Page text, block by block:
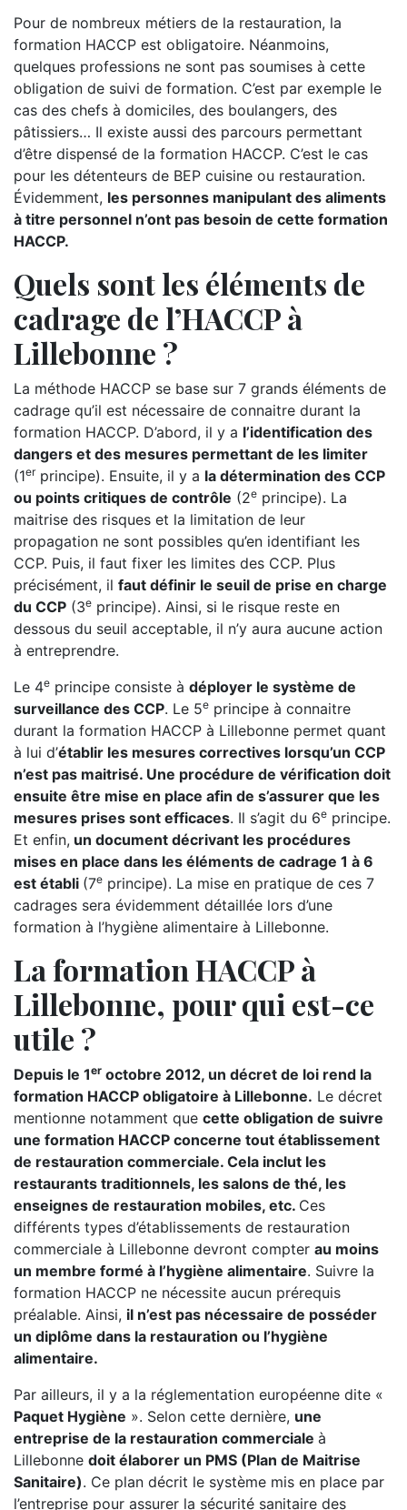
Pour de nombreux métiers de la restauration, la
formation HACCP est obligatoire. Néanmoins,
quelques professions ne sont pas soumises à cette
obligation de suivi de formation. C’est par exemple le
cas des chefs à domiciles, des boulangers, des
pâtissiers… Il existe aussi des parcours permettant
d’être dispensé de la formation HACCP. C’est le cas
pour les détenteurs de BEP cuisine ou restauration.
Évidemment, les personnes manipulant des aliments
à titre personnel n’ont pas besoin de cette formation
HACCP.
Quels sont les éléments de
cadrage de l’HACCP à
Lillebonne ?
La méthode HACCP se base sur 7 grands éléments de
cadrage qu’il est nécessaire de connaitre durant la
formation HACCP. D’abord, il y a l’identification des
dangers et des mesures permettant de les limiter
(1erprincipe). Ensuite, il y a la détermination des CCP
ou points critiques de contrôle (2e principe). La
maitrise des risques et la limitation de leur
propagation ne sont possibles qu’en identifiant les
CCP. Puis, il faut fixer les limites des CCP. Plus
précisément, il faut définir le seuil de prise en charge
du CCP (3e principe). Ainsi, si le risque reste en
dessous du seuil acceptable, il n’y aura aucune action
à entreprendre.
Le 4e principe consiste à déployer le système de
surveillance des CCP. Le 5e principe à connaitre
durant la formation HACCP à Lillebonne permet quant
à lui d’établir les mesures correctives lorsqu’un CCP
n’est pas maitrisé. Une procédure de vérification doit
ensuite être mise en place afin de s’assurer que les
mesures prises sont efficaces. Il s’agit du 6e principe.
Et enfin, un document décrivant les procédures
mises en place dans les éléments de cadrage 1 à 6
est établi (7e principe). La mise en pratique de ces 7
cadrages sera évidemment détaillée lors d’une
formation à l’hygiène alimentaire à Lillebonne.
La formation HACCP à
Lillebonne, pour qui est-ce
utile ?
Depuis le 1er octobre 2012, un décret de loi rend la
formation HACCP obligatoire à Lillebonne. Le décret
mentionne notamment que cette obligation de suivre
une formation HACCP concerne tout établissement
de restauration commerciale. Cela inclut les
restaurants traditionnels, les salons de thé, les
enseignes de restauration mobiles, etc. Ces
différents types d’établissements de restauration
commerciale à Lillebonne devront compter au moins
un membre formé à l’hygiène alimentaire. Suivre la
formation HACCP ne nécessite aucun prérequis
préalable. Ainsi, il n’est pas nécessaire de posséder
un diplôme dans la restauration ou l’hygiène
alimentaire.
Par ailleurs, il y a la réglementation européenne dite «
Paquet Hygiène ». Selon cette dernière, une
entreprise de la restauration commerciale à
Lillebonne doit élaborer un PMS (Plan de Maitrise
Sanitaire). Ce plan décrit le système mis en place par
l’entreprise pour assurer la sécurité sanitaire des